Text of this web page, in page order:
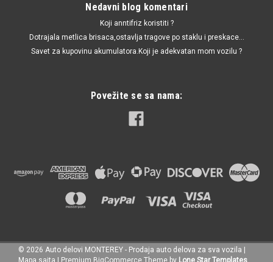
Nedavni blog komentari
Koji anntifriz koristiti ?
Dotrajala metlica brisaca,ostavlja tragove po staklu i preskace...
Savet za kupovinu akumulatora.Koji je adekvatan mom vozilu ?
Povežite se sa nama:
© 2026 Auto delovi MONTEREY - Prodaja auto delova za sva vozila |
Mapa sajta | Premium BigCommerce Theme by Lone Star Templates